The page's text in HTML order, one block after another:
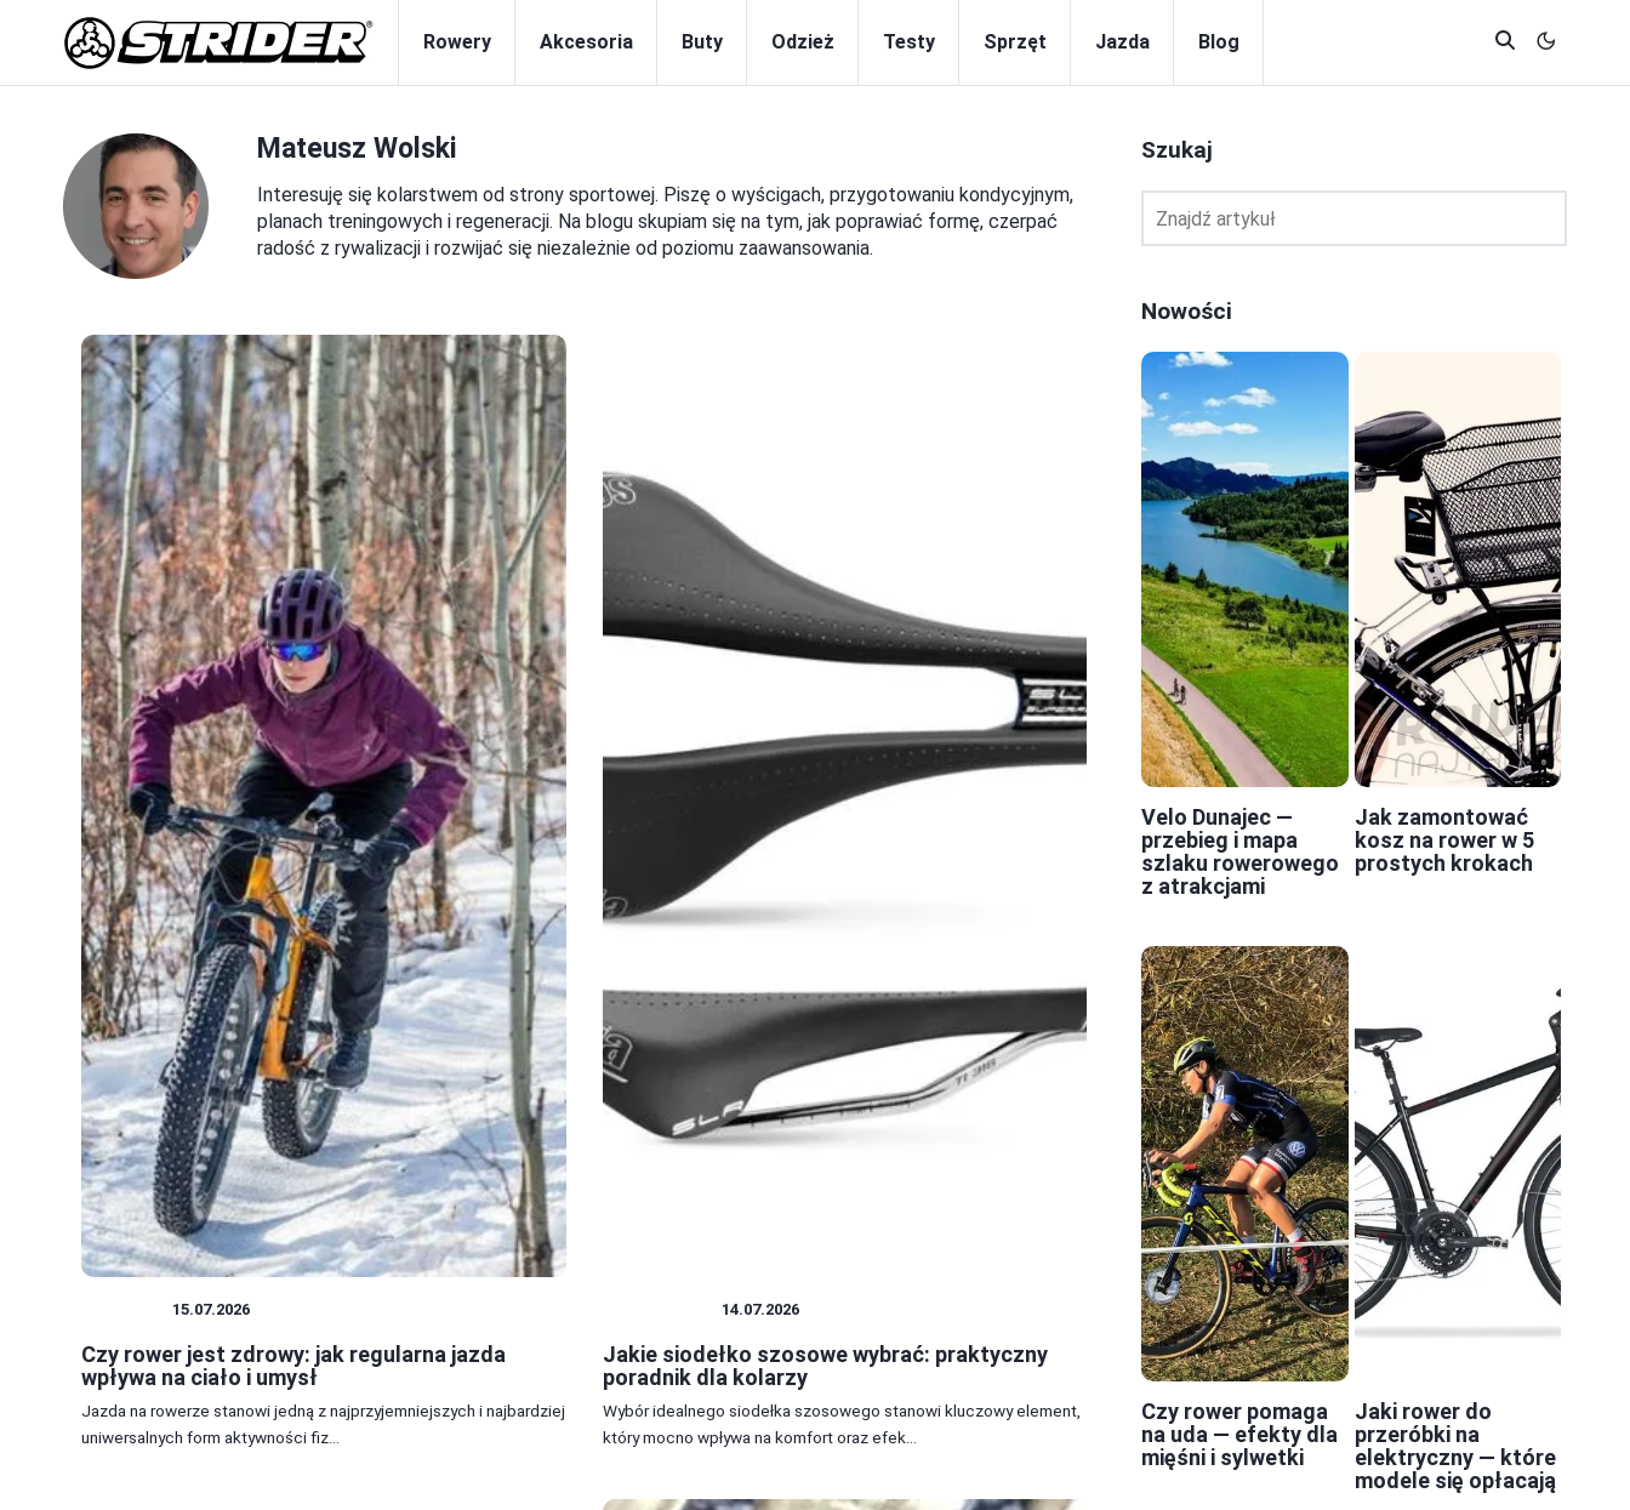
Rowery Akcesoria Buty Odzież Testy Sprzęt Jazda Blog
Mateusz Wolski
Interesuję się kolarstwem od strony sportowej. Piszę o wyścigach, przygotowaniu kondycyjnym,
planach treningowych i regeneracji. Na blogu skupiam się na tym, jak poprawiać formę, czerpać
radość z rywalizacji i rozwijać się niezależnie od poziomu zaawansowania.
15.07.2026
Czy rower jest zdrowy: jak regularna jazda
wpływa na ciało i umysł
Jazda na rowerze stanowi jedną z najprzyjemniejszych i najbardziej
uniwersalnych form aktywności fiz...
14.07.2026
Jakie siodełko szosowe wybrać: praktyczny
poradnik dla kolarzy
Wybór idealnego siodełka szosowego stanowi kluczowy element,
który mocno wpływa na komfort oraz efek...
Szukaj
Nowości
Velo Dunajec —
przebieg i mapa
szlaku rowerowego
z atrakcjami
Jak zamontować
kosz na rower w 5
prostych krokach
Czy rower pomaga
na uda — efekty dla
mięśni i sylwetki
Jaki rower do
przeróbki na
elektryczny — które
modele się opłacają